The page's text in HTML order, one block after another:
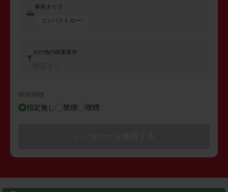
車両タイプ
コンパクトカー
その他の検索条件
禁煙/喫煙
指定無し 禁煙 喫煙